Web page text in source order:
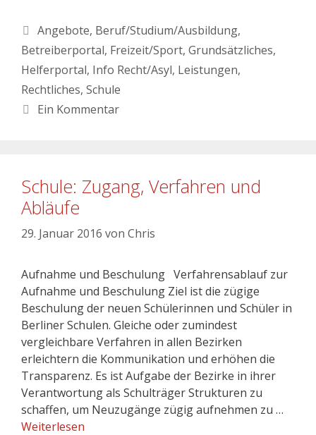
Angebote, Beruf/Studium/Ausbildung,
Betreiberportal, Freizeit/Sport, Grundsätzliches,
Helferportal, Info Recht/Asyl, Leistungen,
Rechtliches, Schule
Ein Kommentar
Schule: Zugang, Verfahren und
Abläufe
29. Januar 2016 von Chris
Aufnahme und Beschulung Verfahrensablauf zur
Aufnahme und Beschulung Ziel ist die zügige
Beschulung der neuen Schülerinnen und Schüler in
Berliner Schulen. Gleiche oder zumindest
vergleichbare Verfahren in allen Bezirken
erleichtern die Kommunikation und erhöhen die
Transparenz. Es ist Aufgabe der Bezirke in ihrer
Verantwortung als Schulträger Strukturen zu
schaffen, um Neuzugänge zügig aufnehmen zu …
Weiterlesen